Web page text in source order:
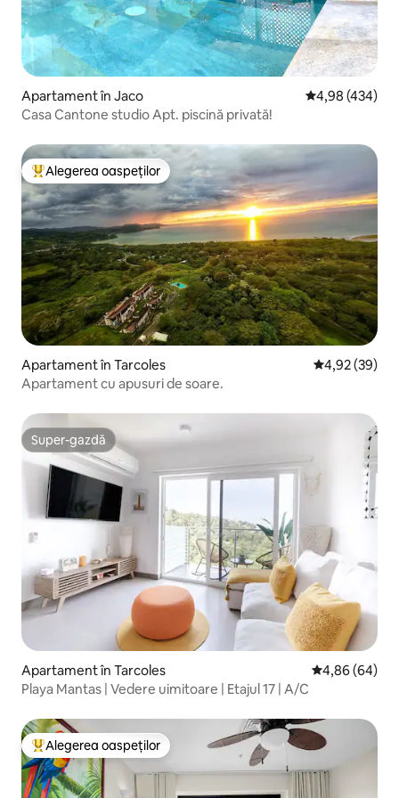
Apartament în Jaco Scor mediu de
4,98 (434)
Casa Cantone studio Apt. piscină privată!
Locuință din topul categoriei Alegerea oaspeților
Alegerea oaspeților
Apartament în Tarcoles Scor mediu
4,92 (39)
Apartament cu apusuri de soare.
Super-gazdă
Super-gazdă
Apartament în Tarcoles Scor mediu
4,86 (64)
Playa Mantas | Vedere uimitoare | Etajul 17 | A/C
Locuință din topul categoriei Alegerea oaspeților
Alegerea oaspeților